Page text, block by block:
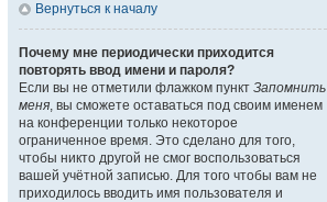
Вернуться к началу
Почему мне периодически приходится
повторять ввод имени и пароля?
Если вы не отметили флажком пункт Запомнить
меня, вы сможете оставаться под своим именем
на конференции только некоторое
ограниченное время. Это сделано для того,
чтобы никто другой не смог воспользоваться
вашей учётной записью. Для того чтобы вам не
приходилось вводить имя пользователя и